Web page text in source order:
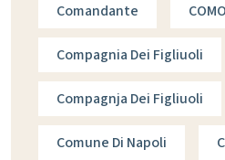
Comandante
Compagnia Dei Figliuoli
Compagnja Dei Figliuoli
Comune Di Napoli